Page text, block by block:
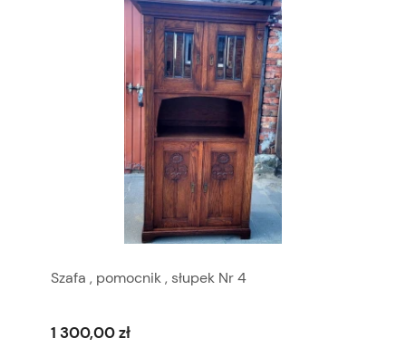
Szafa , pomocnik , słupek Nr 4
1 300,00 zł